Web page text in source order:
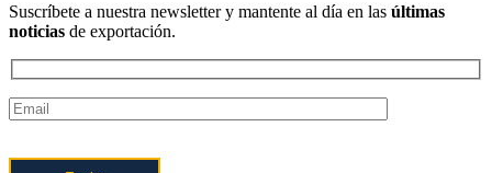
Suscríbete a nuestra newsletter y mantente al día en las últimas
noticias de exportación.